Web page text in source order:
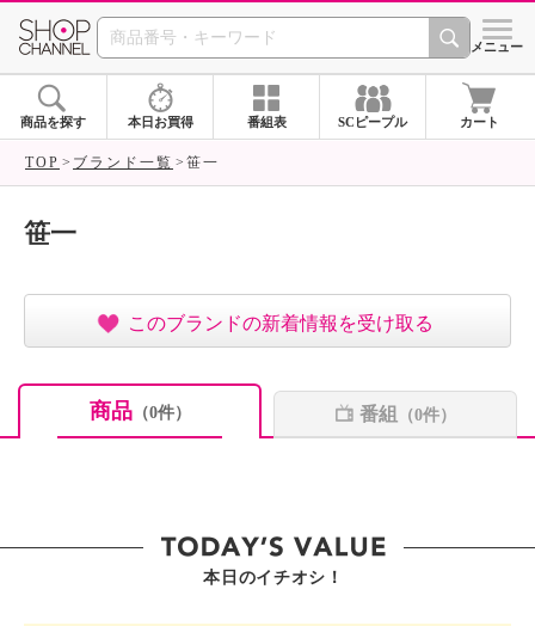
SHOP CHANNEL ショッ
メニュー
商品を探す 本日お買得 番組表 SCピープル カート
TOP ブランド一覧 笹一
笹一
このブランドの新着情報を受け取る
商品（0件） 番組 （0件）
本日のイチオシ！